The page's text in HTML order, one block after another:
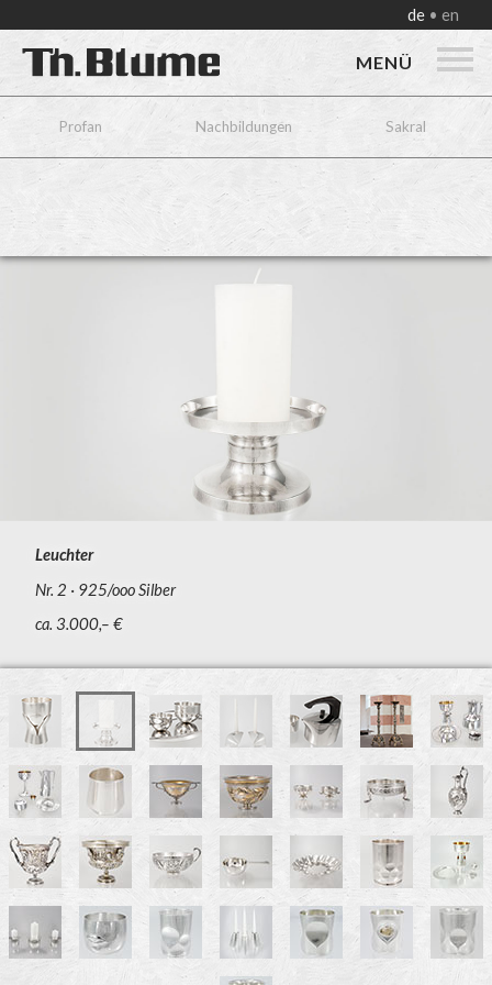
de en
MENÜ
Profan Nachbildungen Sakral
Leuchter
Nr. 2
925/ooo Silber
ca. 3.000,– €